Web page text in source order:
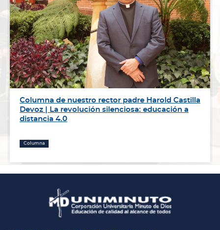
Columna de nuestro rector padre Harold Castilla
Devoz | La revolución silenciosa: educación a
distancia 4.0
Columna